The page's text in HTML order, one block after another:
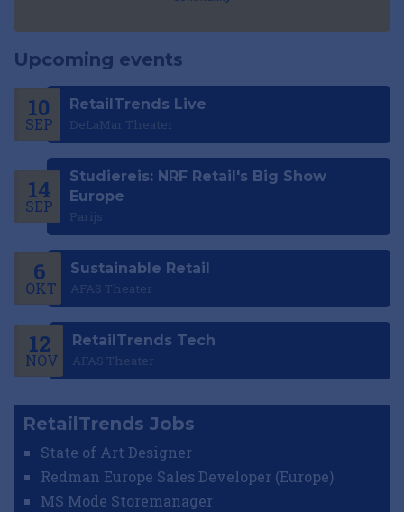
Upcoming events
10
SEP
RetailTrends Live
DeLaMar Theater
14
SEP
Studiereis: NRF Retail's Big Show
Europe
Parijs
6
OKT
Sustainable Retail
AFAS Theater
12
NOV
RetailTrends Tech
AFAS Theater
RetailTrends Jobs
State of Art Designer
Redman Europe Sales Developer (Europe)
MS Mode Storemanager